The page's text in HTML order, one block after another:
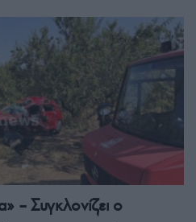
– Συγκλονίζει ο